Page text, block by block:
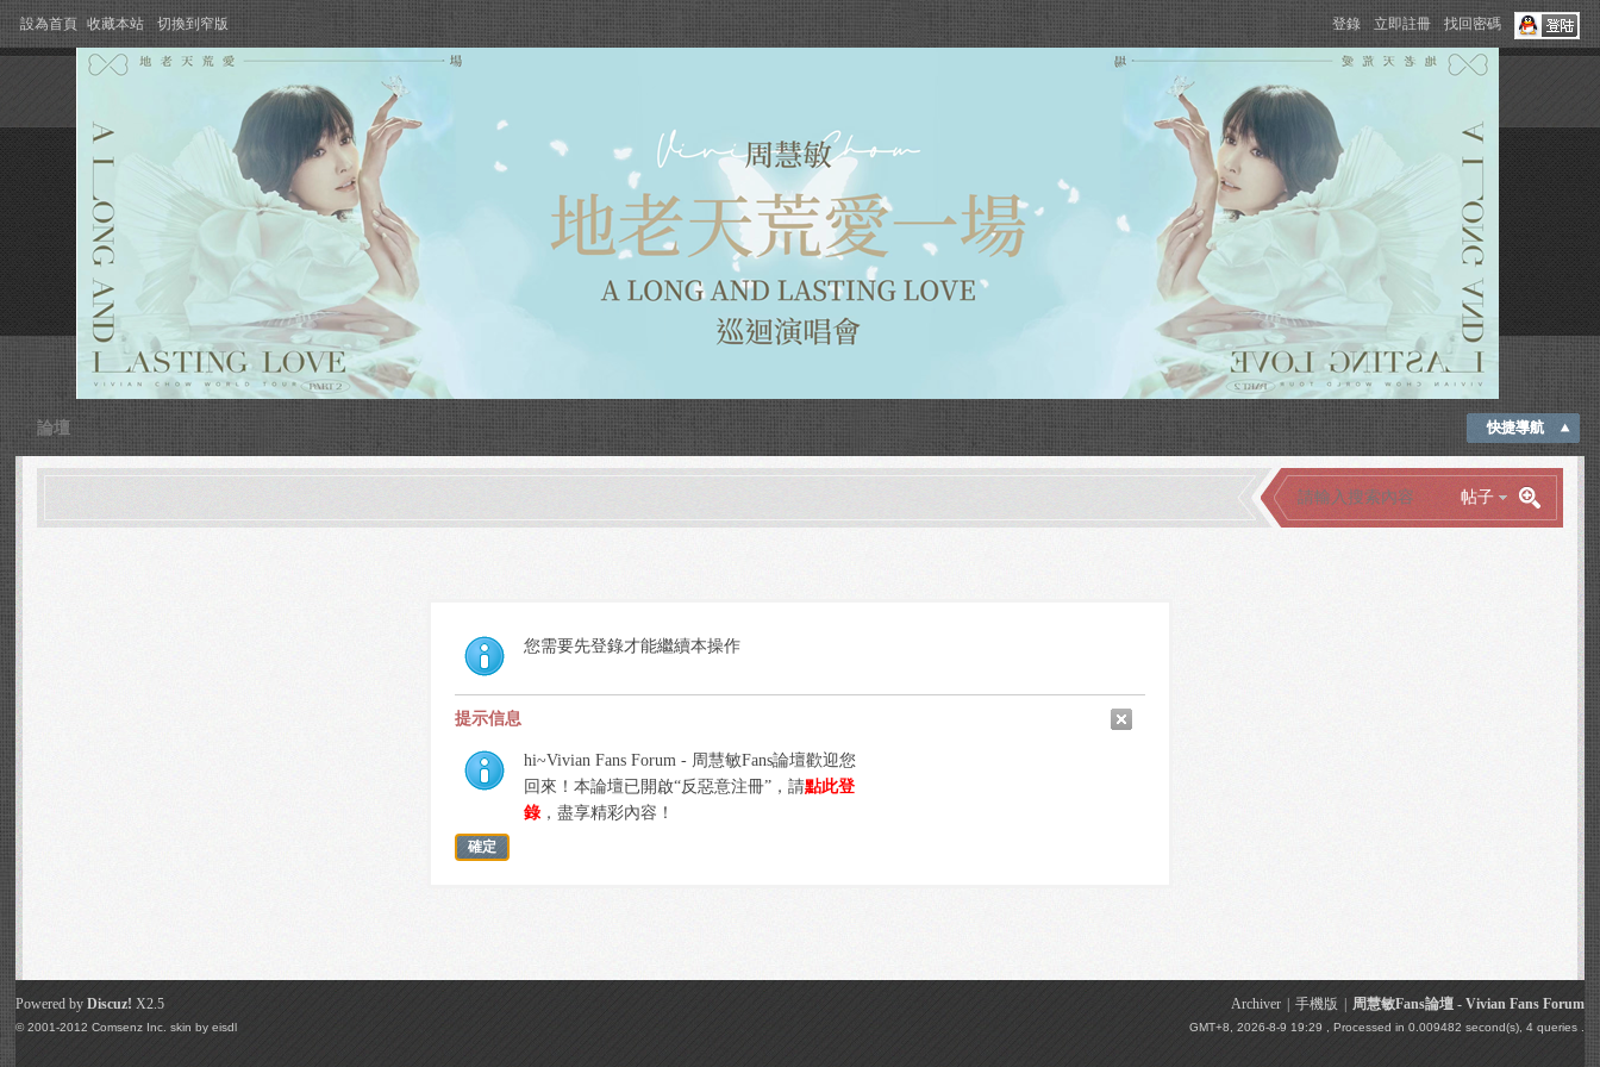
設為首頁 收藏本站 切換到窄版 登錄 立即註冊 找回密碼
快捷導航
論壇
帖子
您需要先登錄才能繼續本操作
提示信息
hi~Vivian Fans Forum - 周慧敏Fans論壇歡迎您
回來！本論壇已開啟“反惡意注冊”，請點此登
錄，盡享精彩內容！
確定
Archiver 手機版 周慧敏Fans論壇 - Vivian Fans Forum
GMT+8, 2026-8-9 19:29 , Processed in 0.009482 second(s), 4 queries .
Powered byDiscuz! X2.5
© 2001-2012Comsenz Inc. skin byeisdl